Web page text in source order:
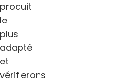
produit
le
plus
adapté
et
vérifierons